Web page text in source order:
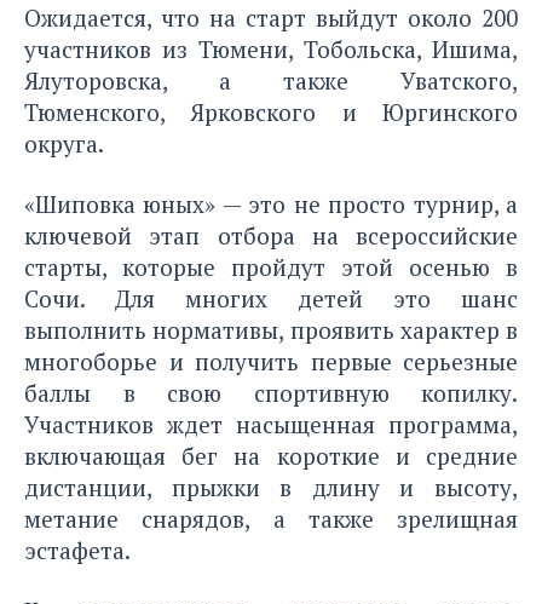
Ожидается, что на старт выйдут около 200
участников из Тюмени, Тобольска, Ишима,
Ялуторовска, а также Уватского,
Тюменского, Ярковского и Юргинского
округа.
«Шиповка юных» — это не просто турнир, а
ключевой этап отбора на всероссийские
старты, которые пройдут этой осенью в
Сочи. Для многих детей это шанс
выполнить нормативы, проявить характер в
многоборье и получить первые серьезные
баллы в свою спортивную копилку.
Участников ждет насыщенная программа,
включающая бег на короткие и средние
дистанции, прыжки в длину и высоту,
метание снарядов, а также зрелищная
эстафета.